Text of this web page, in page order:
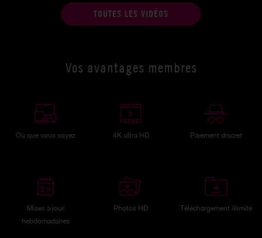
TOUTES LES VIDÉOS
Vos avantages membres
Où que vous soyez 4K ultra HD Paiement discret
Mises à jour
hebdomadaires
Photos HD Téléchargement illimité